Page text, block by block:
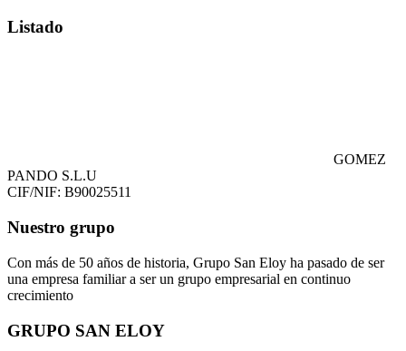
Listado
GOMEZ
PANDO S.L.U
CIF/NIF: B90025511
Nuestro grupo
Con más de 50 años de historia, Grupo San Eloy ha pasado de ser
una empresa familiar a ser un grupo empresarial en continuo
crecimiento
GRUPO SAN ELOY